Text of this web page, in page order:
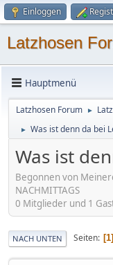
Einloggen
Latzhosen
Hauptmenü
Latzhosen Forum ►
► Was ist denn da bei
Was ist
Begonnen von
NACHMITTAGS
0 Mitglieder und 1
NACH UNTEN Seiten 1